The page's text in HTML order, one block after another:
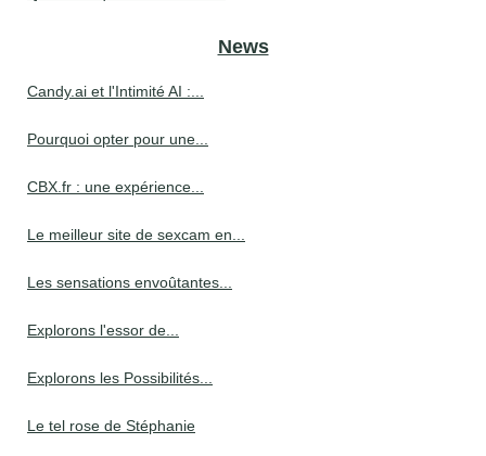
News
Candy.ai et l'Intimité AI :...
Pourquoi opter pour une...
CBX.fr : une expérience...
Le meilleur site de sexcam en...
Les sensations envoûtantes...
Explorons l'essor de...
Explorons les Possibilités...
Le tel rose de Stéphanie